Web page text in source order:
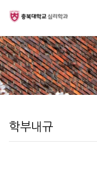
학부내규